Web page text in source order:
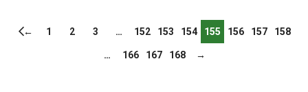
← 1 2 3 … 152 153 154 155 156 157 158
… 166 167 168 →